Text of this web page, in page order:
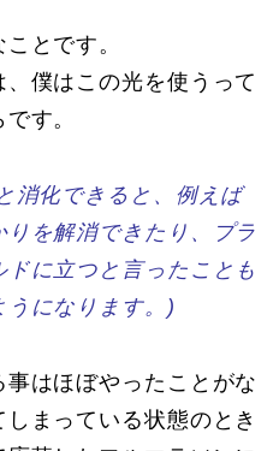
とです。
僕はこの光を使うって
す。
消化できると、例えば
を解消できたり、プラ
に立つと言ったことも
になります。 )
はほぼやったことがな
まっている状態のとき